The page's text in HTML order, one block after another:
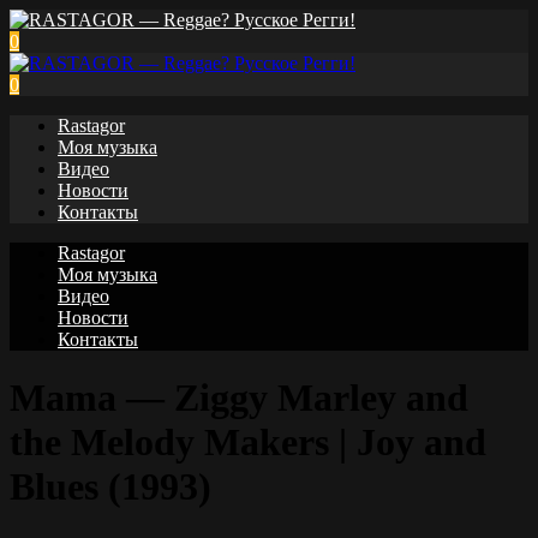
0
0
Rastagor
Моя музыка
Видео
Новости
Контакты
Rastagor
Моя музыка
Видео
Новости
Контакты